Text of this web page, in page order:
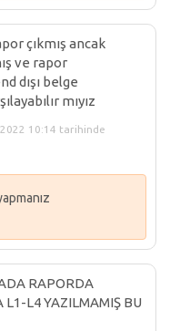
çıkmış ancak
ve rapor
dışı belge
mıyız
10:14 tarihinde
RAPORDA
L1-L4 YAZILMAMIŞ BU